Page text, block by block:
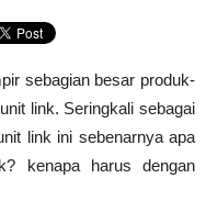
sebagian besar produk-
link. Seringkali sebagai
link ini sebenarnya apa
kenapa harus dengan